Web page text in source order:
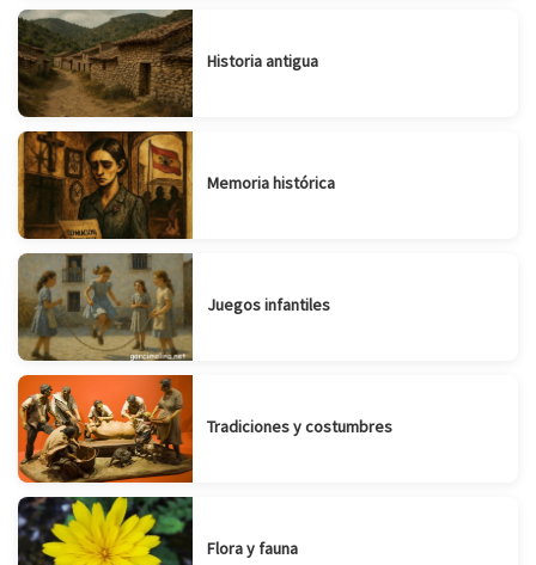
Historia antigua
Memoria histórica
Juegos infantiles
Tradiciones y costumbres
Flora y fauna